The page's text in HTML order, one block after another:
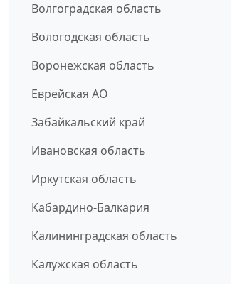
Волгоградская область
Вологодская область
Воронежская область
Еврейская АО
Забайкальский край
Ивановская область
Иркутская область
Кабардино-Балкария
Калининградская область
Калужская область